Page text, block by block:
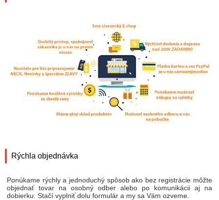
Rýchla objednávka
Ponúkame rýchly a jednoduchý spôsob ako bez registrácie môžte
objednať tovar na osobný odber alebo po komunikácii aj na
dobierku. Stačí vyplniť dolu formulár a my sa Vám ozveme.